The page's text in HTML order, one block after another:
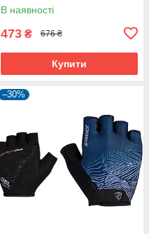
В наявності
473 ₴ 676 ₴
Купити
–30%